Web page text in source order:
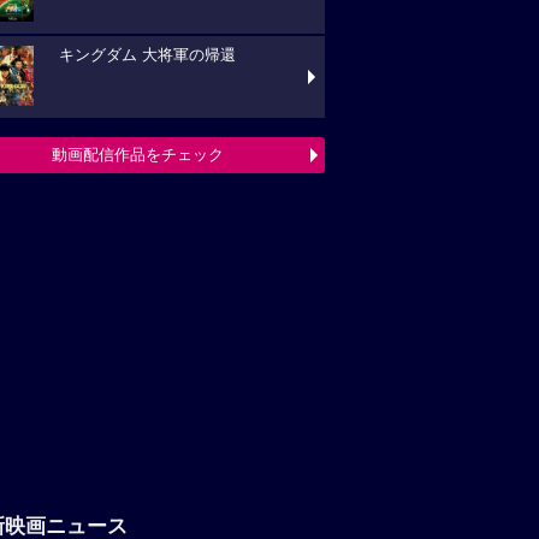
キングダム 大将軍の帰還
動画配信作品をチェック
映画ニュース